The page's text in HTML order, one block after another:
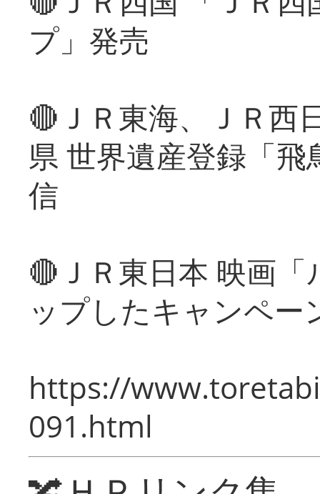
プ」発売
🔴ＪＲ東海、ＪＲ西
県 世界遺産登録「
信
🔴ＪＲ東日本 映画
ップしたキャンペー
https://
091.html